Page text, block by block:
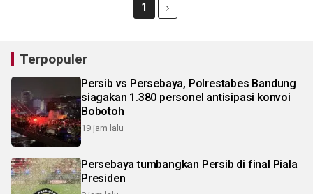
1
Terpopuler
Persib vs Persebaya, Polrestabes Bandung
siagakan 1.380 personel antisipasi konvoi
Bobotoh
19 jam lalu
Persebaya tumbangkan Persib di final Piala
Presiden